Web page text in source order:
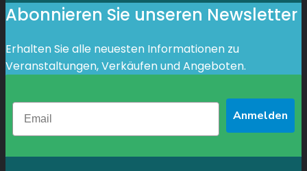
Abonnieren Sie unseren Newsletter
Erhalten Sie alle neuesten Informationen zu
Veranstaltungen, Verkäufen und Angeboten.
Anmelden